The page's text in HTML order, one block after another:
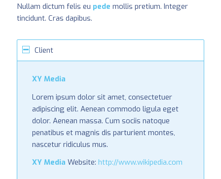
Nullam dictum felis eu pede mollis pretium. Integer
tincidunt. Cras dapibus.
Client
XY Media
Lorem ipsum dolor sit amet, consectetuer
adipiscing elit. Aenean commodo ligula eget
dolor. Aenean massa. Cum sociis natoque
penatibus et magnis dis parturient montes,
nascetur ridiculus mus.
XY Media Website: http://www.wikipedia.com